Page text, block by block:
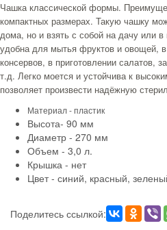
Чашка классической формы.
компактных размерах. Такую чашку
дома, но и взять с собой на дачу или
удобна для мытья фруктов и овощей,
консервов, в приготовлении салатов,
т.д. Легко моется и устойчива к
позволяет произвести надёжную
Материал - пластик
Высота- 90 мм
Диаметр - 270 мм
Объем - 3,0 л.
Крышка - нет
Цвет - синий, красный,
Поделитесь ссылкой: